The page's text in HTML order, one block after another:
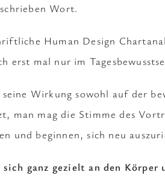
Wort.
Human Design
erst mal nur im
Wirkung sowohl auf der
man mag die Stimme des
und beginnen, sich neu
ganz gezielt an den Körper